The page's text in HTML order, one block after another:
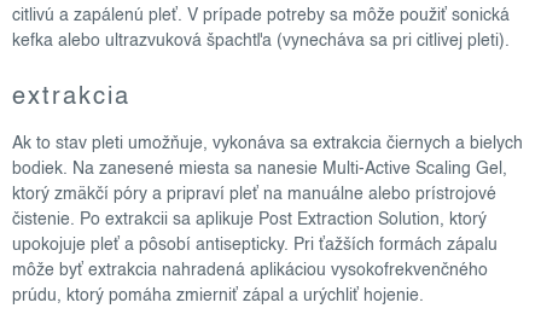
citlivú a zapálenú pleť. V prípade potreby sa môže použiť sonická
kefka alebo ultrazvuková špachtľa (vynecháva sa pri citlivej pleti).
extrakcia
Ak to stav pleti umožňuje, vykonáva sa extrakcia čiernych a bielych
bodiek. Na zanesené miesta sa nanesie Multi-Active Scaling Gel,
ktorý zmäkčí póry a pripraví pleť na manuálne alebo prístrojové
čistenie. Po extrakcii sa aplikuje Post Extraction Solution, ktorý
upokojuje pleť a pôsobí antisepticky. Pri ťažších formách zápalu
môže byť extrakcia nahradená aplikáciou vysokofrekvenčného
prúdu, ktorý pomáha zmierniť zápal a urýchliť hojenie.